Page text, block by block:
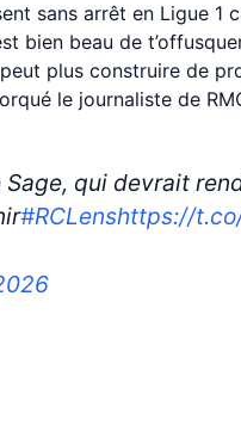
sans arrêt en Ligue 1
bien beau de
plus construire de
le journaliste de
qui devrait
#RCLenshttps://